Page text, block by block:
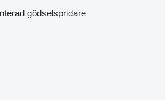
gödselspridare